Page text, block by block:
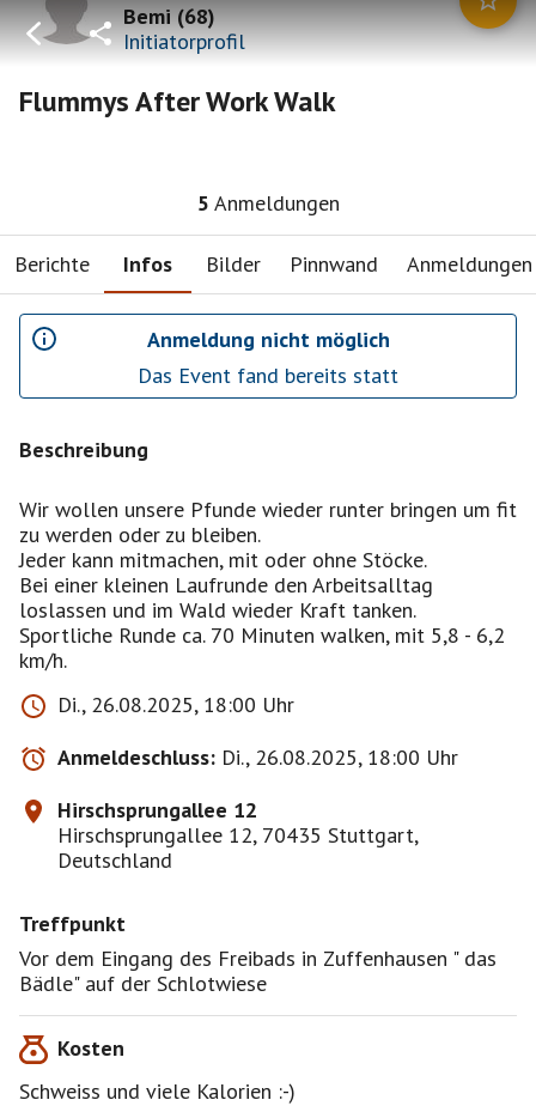
Bemi(68)
Initiatorprofil
Flummys After Work Walk
5 Anmeldungen
Berichte Infos Bilder Pinnwand Anmeldungen
Anmeldung nicht möglich
Das Event fand bereits statt
Beschreibung
Wir wollen unsere Pfunde wieder runter bringen um fit
zu werden oder zu bleiben.
Jeder kann mitmachen, mit oder ohne Stöcke.
Bei einer kleinen Laufrunde den Arbeitsalltag
loslassen und im Wald wieder Kraft tanken.
Sportliche Runde ca. 70 Minuten walken, mit 5,8 - 6,2
km/h.
Di., 26.08.2025, 18:00 Uhr
Anmeldeschluss: Di., 26.08.2025, 18:00 Uhr
Hirschsprungallee 12
Hirschsprungallee 12, 70435 Stuttgart,
Deutschland
Treffpunkt
Vor dem Eingang des Freibads in Zuffenhausen " das
Bädle" auf der Schlotwiese
Kosten
Schweiss und viele Kalorien :-)